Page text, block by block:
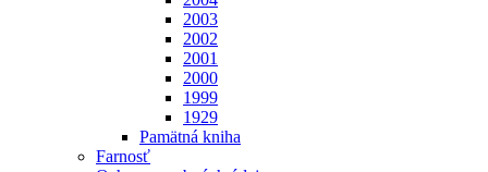
2003
2002
2001
2000
1999
1929
Pamätná kniha
Farnosť